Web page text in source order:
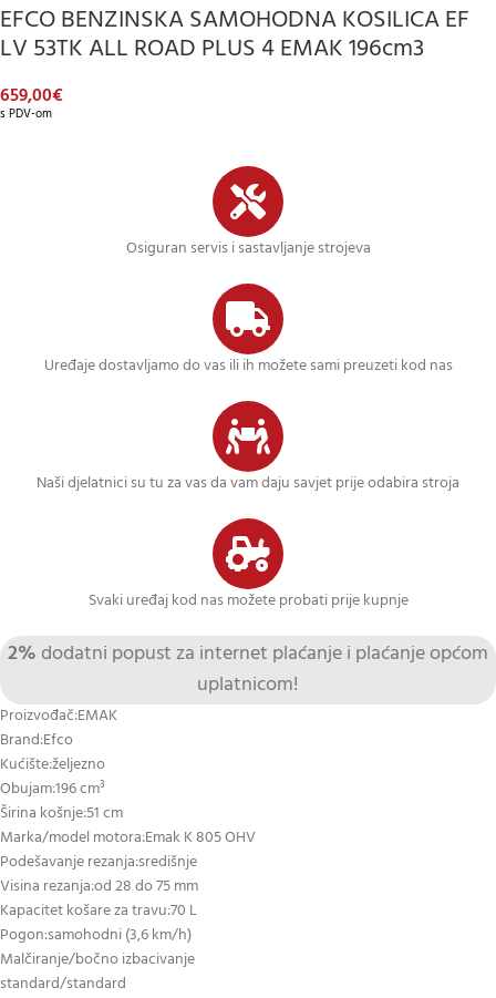
EFCO BENZINSKA SAMOHODNA KOSILICA EF
LV 53TK ALL ROAD PLUS 4 EMAK 196cm3
659,00€
s PDV-om
Osiguran servis i sastavljanje strojeva
Uređaje dostavljamo do vas ili ih možete sami preuzeti kod nas
Naši djelatnici su tu za vas da vam daju savjet prije odabira stroja
Svaki uređaj kod nas možete probati prije kupnje
2% dodatni popust za internet plaćanje i plaćanje općom
uplatnicom!
Proizvođač:EMAK
Brand:Efco
Kućište:željezno
Obujam:196 cm³
Širina košnje:51 cm
Marka/model motora:Emak K 805 OHV
Podešavanje rezanja:središnje
Visina rezanja:od 28 do 75 mm
Kapacitet košare za travu:70 L
Pogon:samohodni (3,6 km/h)
Malčiranje/bočno izbacivanje
standard/standard